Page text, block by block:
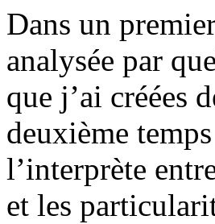
Dans un
analysée par
que j’ai créées
deuxième
l’interprète
et les